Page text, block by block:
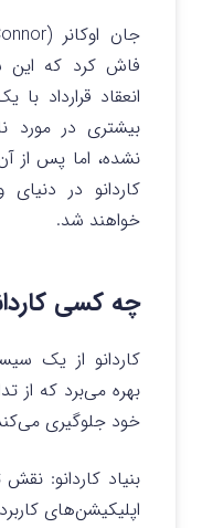
فاش کرد که
انعقاد قرارداد
بیشتری در
نشده، اما پس از آن
کاردانو در
خواهند شد.
چه کسی
کاردانو از یک
بهره می‌برد که از
خود جلوگیری
بنیاد کاردانو:
اپلیکیشن‌های